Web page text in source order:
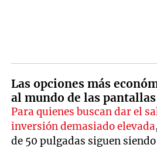
Las opciones más
al mundo de las
Para quienes buscan dar el
inversión demasiado elevada
de 50 pulgadas siguen